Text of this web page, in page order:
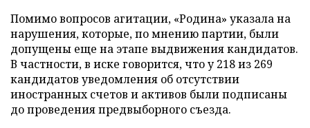
Помимо вопросов агитации, «Родина» указала на
нарушения, которые, по мнению партии, были
допущены еще на этапе выдвижения кандидатов.
В частности, в иске говорится, что у 218 из 269
кандидатов уведомления об отсутствии
иностранных счетов и активов были подписаны
до проведения предвыборного съезда.